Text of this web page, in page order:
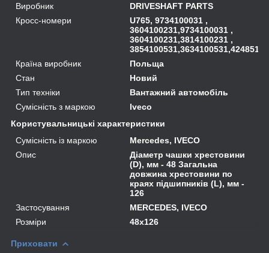
Виробник
DRIVESHAFT PARTS
Кросс-номери
U765, 9734100031 ,
3604100231,9734100031 ,
3604100231,3814100231 ,
3854100531,3634100531,42485180
Країна виробник
Польща
Стан
Новий
Тип техніки
Вантажний автомобіль
Сумісність з маркою
Iveco
Користувальницькі характеристики
Сумісність із маркою
Mercedes, IVECO
Опис
Діаметр чашки хрестовини
(D), мм - 48 Загальна
довжина хрестовини по
краях підшипників (L), мм -
126
Застосування
MERCEDES, IVECO
Розміри
48x126
Приховати